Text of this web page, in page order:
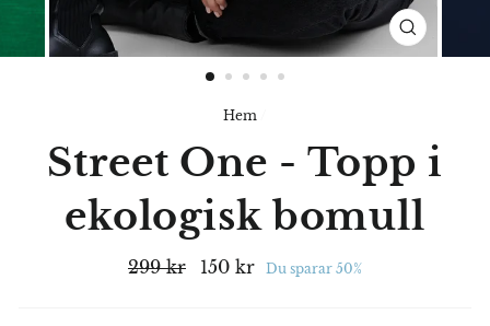
Hem
Street One - Topp i
ekologisk bomull
Ord.
299 kr
Rabatterat
150 kr Du sparar 50%
STÄNG
(ESC)